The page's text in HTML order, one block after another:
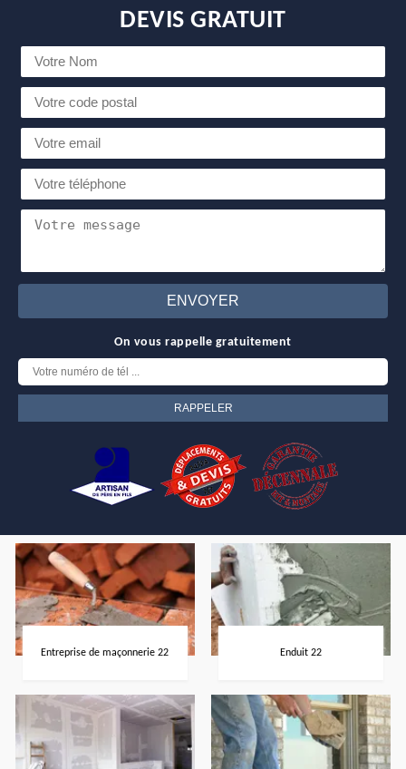
DEVIS GRATUIT
On vous rappelle gratuitement
Entreprise de maçonnerie 22 Enduit 22